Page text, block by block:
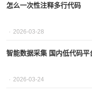
怎么一次性注释多行代码
2026-03-28
智能数据采集 国内低代码平
2026-03-24